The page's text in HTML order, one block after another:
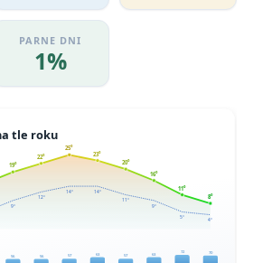
PARNE DNI
1%